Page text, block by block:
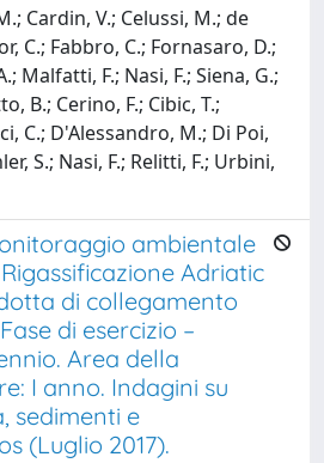
Cardin, V.; Celussi, M.; de
C.; Fabbro, C.; Fornasaro, D.;
Malfatti, F.; Nasi, F.; Siena, G.;
B.; Cerino, F.; Cibic, T.;
C.; D'Alessandro, M.; Di Poi,
S.; Nasi, F.; Relitti, F.; Urbini,
ambientale
Adriatic
di collegamento
di esercizio –
Area della
I anno. Indagini su
sedimenti e
(Luglio 2017).